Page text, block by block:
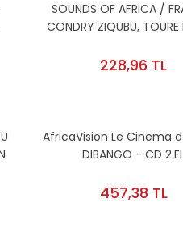
SOUNDS OF AFRICA /
CONDRY ZIQUBU, TOURE
228,96 TL
AfricaVision Le Cinema
DIBANGO - CD
457,38 TL